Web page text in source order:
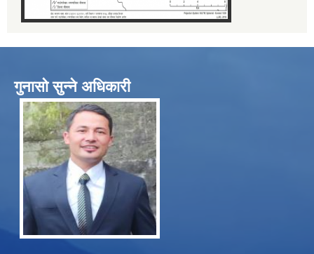
गुनासो सुन्ने अधिकारी